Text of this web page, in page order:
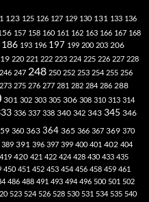
123 125 126 127 129 130 131 133 136
157 158 160 161 162 163 166 167 168
186 193 196 197 199 200 203 206
220 221 222 223 224 225 226 227 228
246 247 248 250 252 253 254 255 256
273 275 276 277 281 282 284 286 288
301 302 303 305 306 308 310 313 314
336 337 338 340 342 343 345 346
360 363 364 365 366 367 369 370
389 391 396 397 399 400 401 402 404
419 420 421 422 424 428 430 433 435
450 451 452 453 454 456 458 459 461
486 488 491 493 494 496 500 501 502
523 524 526 528 530 531 534 535 540